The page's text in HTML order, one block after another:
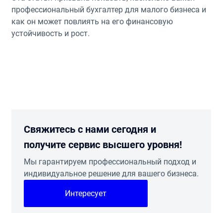
профессиональный бухгалтер для малого бизнеса и
как он может повлиять на его финансовую
устойчивость и рост.
Свяжитесь с нами сегодня и
получите сервис высшего уровня!
Мы гарантируем профессиональный подход и
индивидуальное решение для вашего бизнеса.
Интересует